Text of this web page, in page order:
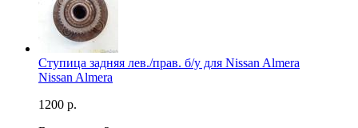
Ступица задняя лев./прав. б/у для Nissan Almera
Nissan Almera
1200 р.